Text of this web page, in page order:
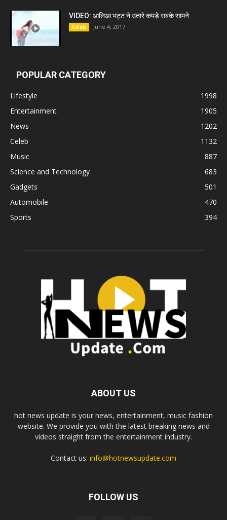
VIDEO: आलिआ भट्ट ने उतारे कपड़े सबके सामने
Celeb June 4, 2017
POPULAR CATEGORY
Lifestyle
1998
Entertainment
1905
News
1202
Celeb
1132
Music
887
Science and Technology
683
Gadgets
501
Automobile
470
Sports
394
ABOUT US
hot news update is your news, entertainment, music fashion
website. We provide you with the latest breaking news and
videos straight from the entertainment industry.
Contact us: info@hotnewsupdate.com
FOLLOW US